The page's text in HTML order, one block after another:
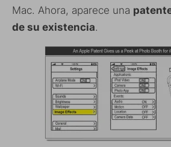
Mac. Ahora, aparece una
de su existencia.